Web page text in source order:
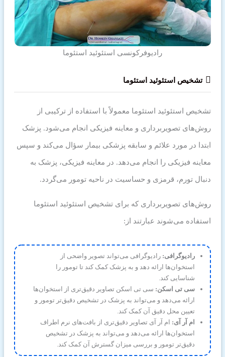
رادیوفرکونسی استئوئید استئوما
تشخیص استئوئید استئوما
تشخیص استئوئید استئوما معمولاً با استفاده از ترکیبی از
روش‌های تصویربرداری و معاینه فیزیکی انجام می‌شود. پزشک
ابتدا در مورد علائم و سابقه پزشکی بیمار سؤال می‌کند و سپس
معاینه فیزیکی را انجام می‌دهد. در معاینه فیزیکی، پزشک به
دنبال تورم، قرمزی و حساسیت در ناحیه تومور می‌گردد.
روش‌های تصویربرداری که برای تشخیص استئوئید استئوما
استفاده می‌شوند عبارتند از:
رادیوگرافی: رادیوگرافی می‌تواند تصویر واضحی از
استخوان‌ها ارائه دهد و به پزشک کمک کند تا تومور را
شناسایی کند.
سی تی اسکن: سی تی اسکن تصاویر دقیق‌تری از استخوان‌ها
ارائه می‌دهد و می‌تواند به پزشک در تشخیص دقیق‌تر تومور و
تعیین محل دقیق آن کمک کند.
ام آر آی: ام آر آی تصاویر دقیق‌تری از بافت‌های نرم اطراف
استخوان‌ها ارائه می‌دهد و می‌تواند به پزشک در تشخیص
دقیق‌تر تومور و بررسی میزان گسترش آن کمک کند.